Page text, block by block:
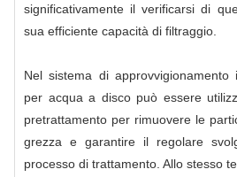
significativamente il verificarsi di
sua efficiente capacità di filtraggio.
Nel sistema di
per acqua a disco può essere
pretrattamento per rimuovere le
grezza e garantire il regolare
processo di trattamento. Allo stesso